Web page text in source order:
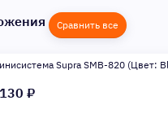
Сравнить все
Supra SMB-820 (Цвет:
₽